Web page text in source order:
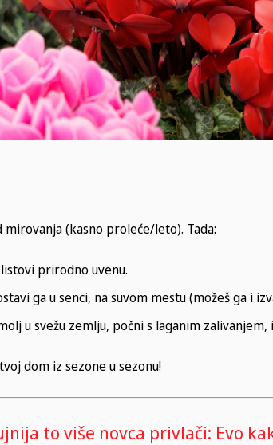
(kasno proleće/leto). Tada:
prirodno uvenu.
ga u senci, na suvom mestu (možeš ga i
u svežu zemlju, počni s laganim
dom iz sezone u sezonu!
to više novca privlači: Evo